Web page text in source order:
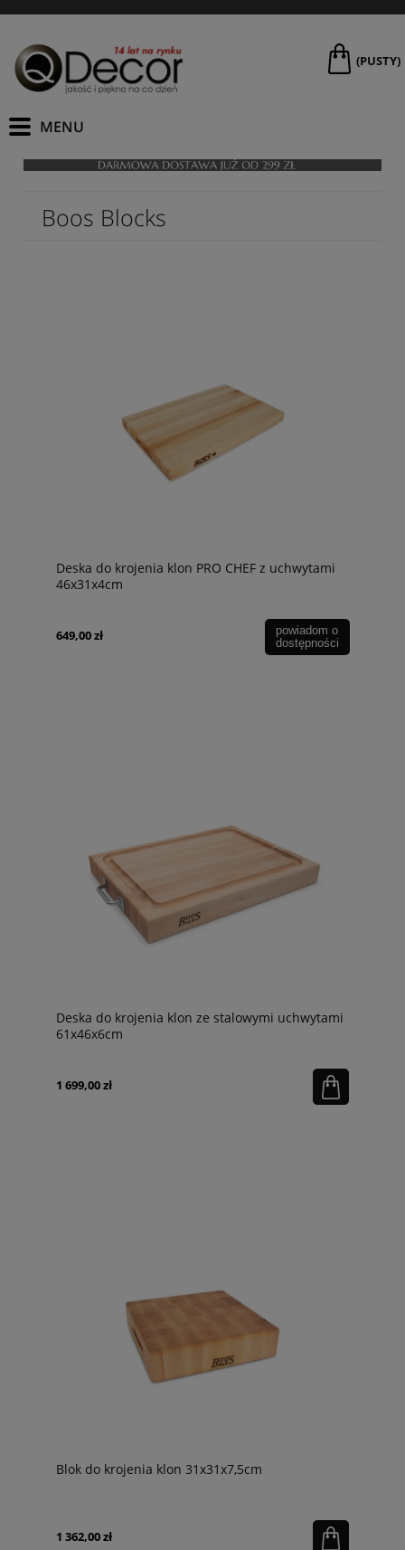
(PUSTY)
Boos Blocks
Deska do krojenia klon PRO CHEF z uchwytami
46x31x4cm
649,00 zł
powiadom o
dostępności
Deska do krojenia klon ze stalowymi uchwytami
61x46x6cm
1 699,00 zł
Blok do krojenia klon 31x31x7,5cm
1 362,00 zł